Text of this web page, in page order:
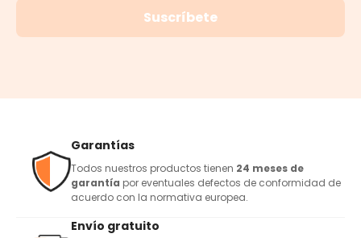
Suscríbete
Garantías
Todos nuestros productos tienen 24 meses de
garantía por eventuales defectos de conformidad de
acuerdo con la normativa europea.
Envío gratuito